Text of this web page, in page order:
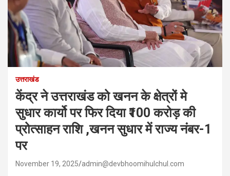
उत्तराखंड
केंद्र ने उत्तराखंड को खनन के क्षेत्रों मे
सुधार कार्यो पर फिर दिया ₹100 करोड़ की
प्रोत्साहन राशि ,खनन सुधार में राज्य नंबर-1
पर
November 19, 2025 admin@devbhoomihulchul.com